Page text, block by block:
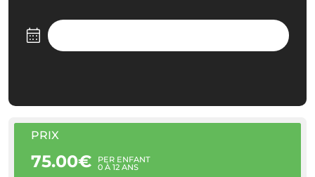
PRIX
75.00€ PER ENFANT
0 À 12 ANS